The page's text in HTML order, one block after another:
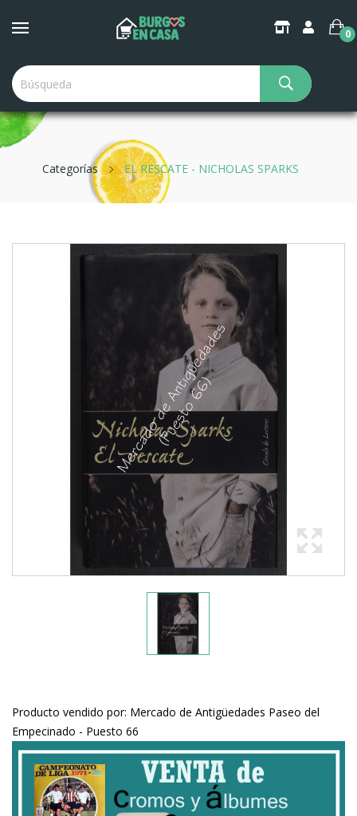
0
Categorías EL RESCATE - NICHOLAS SPARKS
Producto vendido por: Mercado de Antigüedades Paseo del
Empecinado - Puesto 66